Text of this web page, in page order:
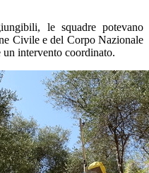
le squadre potevano
Civile e del Corpo Nazionale
intervento coordinato.